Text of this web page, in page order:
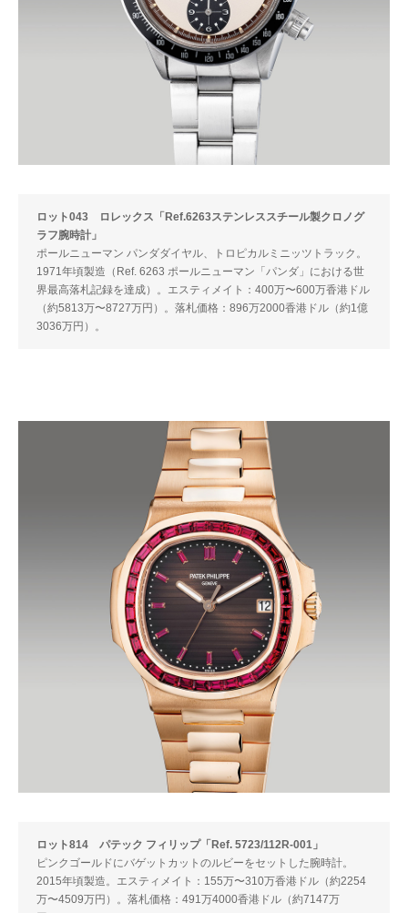
ロット043 ロレックス「Ref.6263ステンレススチール製クロノグ
ラフ腕時計」
ポールニューマン パンダダイヤル、トロピカルミニッツトラック。
1971年頃製造（Ref. 6263 ポールニューマン「パンダ」における世
界最高落札記録を達成）。エスティメイト：400万〜600万香港ドル
（約5813万〜8727万円）。落札価格：896万2000香港ドル（約1億
3036万円）。
ロット814 パテック フィリップ「Ref. 5723/112R-001」
ピンクゴールドにバゲットカットのルビーをセットした腕時計。
2015年頃製造。エスティメイト：155万〜310万香港ドル（約2254
万〜4509万円）。落札価格：491万4000香港ドル（約7147万